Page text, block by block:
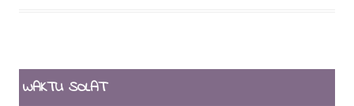
WAKTU SOLAT